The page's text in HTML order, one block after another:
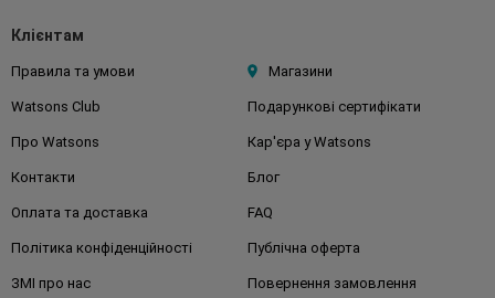
Клієнтам
Правила та умови Магазини
Watsons Club Подарункові сертифікати
Про Watsons Кар'єра у Watsons
Контакти Блог
Оплата та доставка FAQ
Політика конфіденційності Публічна оферта
ЗМІ про нас Повернення замовлення